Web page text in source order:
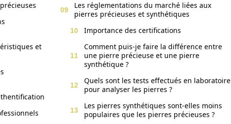
et
Les réglementations du marché liées aux
pierres précieuses et synthétiques
Importance des certifications
Comment puis-je faire la différence entre
une pierre précieuse et une pierre
synthétique ?
Quels sont les tests effectués en laboratoire
pour analyser les pierres ?
Les pierres synthétiques sont-elles moins
populaires que les pierres précieuses ?